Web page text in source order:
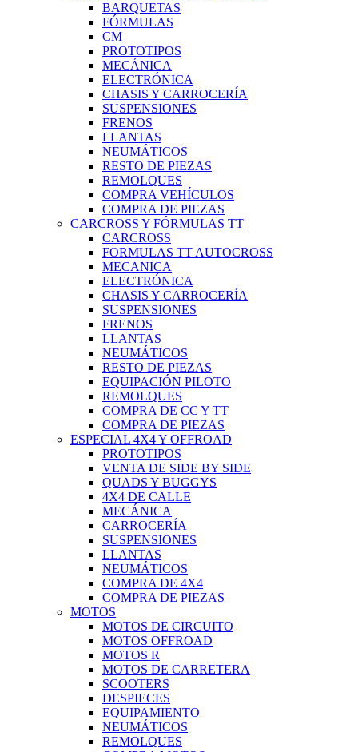
BARQUETAS
FÓRMULAS
CM
PROTOTIPOS
MECÁNICA
ELECTRÓNICA
CHASIS Y CARROCERÍA
SUSPENSIONES
FRENOS
LLANTAS
NEUMÁTICOS
RESTO DE PIEZAS
REMOLQUES
COMPRA VEHÍCULOS
COMPRA DE PIEZAS
CARCROSS Y FÓRMULAS TT
CARCROSS
FORMULAS TT AUTOCROSS
MECANICA
ELECTRÓNICA
CHASIS Y CARROCERÍA
SUSPENSIONES
FRENOS
LLANTAS
NEUMÁTICOS
RESTO DE PIEZAS
EQUIPACIÓN PILOTO
REMOLQUES
COMPRA DE CC Y TT
COMPRA DE PIEZAS
ESPECIAL 4X4 Y OFFROAD
PROTOTIPOS
VENTA DE SIDE BY SIDE
QUADS Y BUGGYS
4X4 DE CALLE
MECÁNICA
CARROCERÍA
SUSPENSIONES
LLANTAS
NEUMÁTICOS
COMPRA DE 4X4
COMPRA DE PIEZAS
MOTOS
MOTOS DE CIRCUITO
MOTOS OFFROAD
MOTOS R
MOTOS DE CARRETERA
SCOOTERS
DESPIECES
EQUIPAMIENTO
NEUMÁTICOS
REMOLQUES